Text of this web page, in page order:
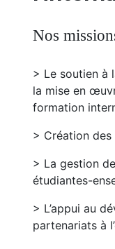
Nos
> Le soutien à
la mise en
formation
> Création des
> La gestion
étudiantes-
> L’appui au
partenariats à